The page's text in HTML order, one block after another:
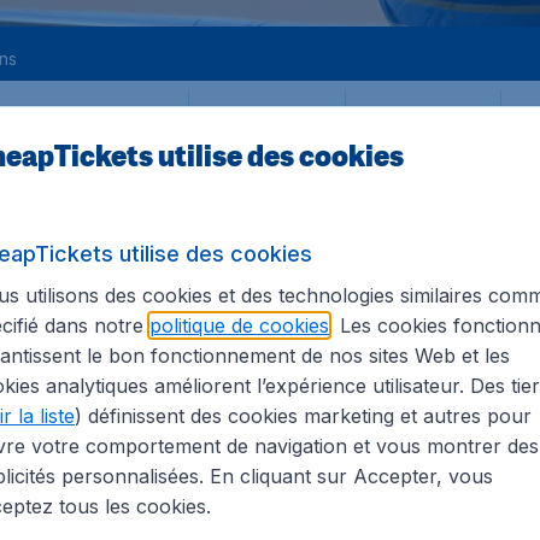
inclus. Les prix ne comprennent pas les frais de réservation à € 29,90.
les informations sur les aéroports en France ici.
utilise des cookies
utilise des cookies
utilisons des cookies et des technologies similaires
dans notre politique de cookies . Les cookies
le bon fonctionnement de nos sites Web et les
analytiques améliorent l’expérience utilisateur. Des
la liste) définissent des cookies marketing et autres pour
votre comportement de navigation et vous montrer des
personnalisées. En cliquant sur Accepter, vous
tous les cookies.